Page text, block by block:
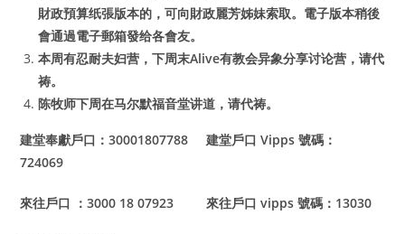
財政預算纸張版本的，可向財政麗芳姊妹索取。電子版本稍後
會通過電子郵箱發给各會友。
本周有忍耐夫妇营，下周末Alive有教会异象分享讨论营，请代
祷。
陈牧师下周在马尔默福音堂讲道，请代祷。
建堂奉獻戶口：30001807788 建堂戶口 Vipps 號碼：
724069
來往戶口 ：3000 18 07923 來往戶口 vipps 號碼：13030